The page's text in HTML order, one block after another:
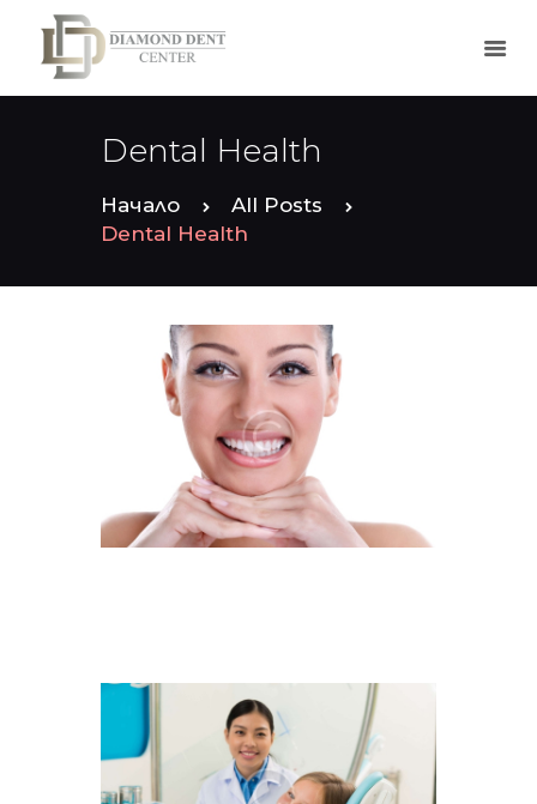
Dental Health
Начало
All Posts
Dental Health
ЗА НАС
НАШИЯТ ЕКИП
УСЛУГИ
ЧЗВ